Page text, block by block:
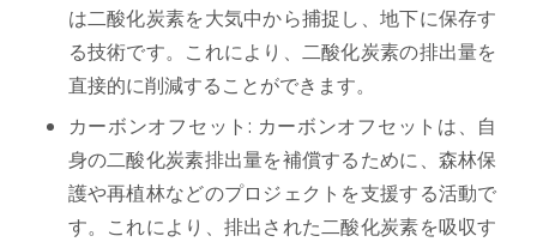
は二酸化炭素を大気中から捕捉し、地下に保存す
る技術です。これにより、二酸化炭素の排出量を
直接的に削減することができます。
カーボンオフセット: カーボンオフセットは、自
身の二酸化炭素排出量を補償するために、森林保
護や再植林などのプロジェクトを支援する活動で
す。これにより、排出された二酸化炭素を吸収す